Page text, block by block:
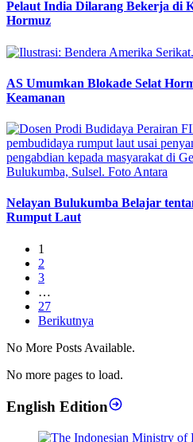
Pelaut India Dilarang Bekerja di
Hormuz
AS Umumkan Blokade Selat
Keamanan
Nelayan Bulukumba Belajar
Rumput Laut
1
2
3
…
27
Berikutnya
No More Posts Available.
No more pages to load.
English Edition